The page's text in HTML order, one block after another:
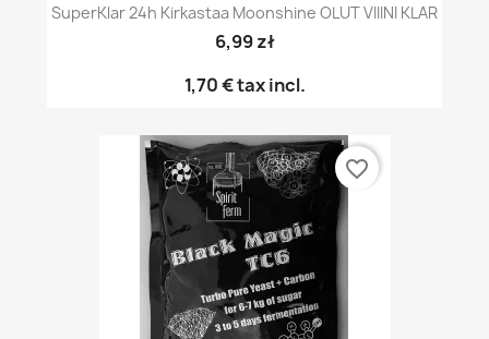
SuperKlar 24h Kirkastaa Moonshine OLUT VIIINI KLAR
6,99 zł
1,70 €tax incl.
favorite_border